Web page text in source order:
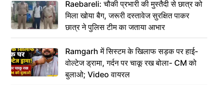
Raebareli: चौकी प्रभारी की मुस्तैदी से छात्र को
मिला खोया बैग, जरूरी दस्तावेज सुरक्षित पाकर
छात्र ने पुलिस टीम का जताया आभार
Ramgarh में सिस्टम के खिलाफ सड़क पर हाई-
वोल्टेज ड्रामा, गर्दन पर चाकू रख बोला- CM को
बुलाओ; Video वायरल